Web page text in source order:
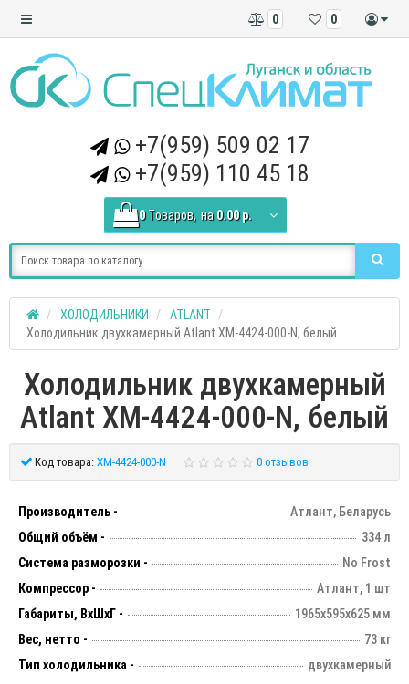
0
0
+7(959) 509 02 17
+7(959) 110 45 18
0 Tоваров, на 0.00 р.
ХОЛОДИЛЬНИКИ
ATLANT
Холодильник двухкамерный Atlant XM-4424-000-N, белый
Холодильник двухкамерный
Atlant XM-4424-000-N, белый
Код товара: XM-4424-000-N 0 отзывов
Производитель -
Атлант, Беларусь
Общий объём -
334 л
Система разморозки -
No Frost
Компрессор -
Атлант, 1 шт
Габариты, ВхШхГ -
1965х595х625 мм
Вес, нетто -
73 кг
Тип холодильника -
двухкамерный